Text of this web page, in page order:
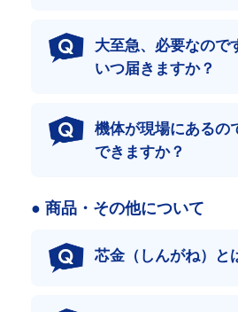
日本最大級の流通量
大至急、必要なので
いつ届きますか？
機体が現場にあるの
できますか？
● 商品・その他について
芯金（しんがね）と